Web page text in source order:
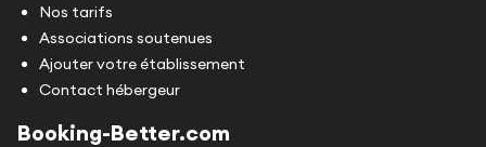
Nos tarifs
Associations soutenues
Ajouter votre établissement
Contact hébergeur
Booking-Better.com